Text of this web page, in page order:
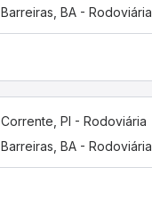
Barreiras, BA - Rodoviária
Corrente, PI - Rodoviária
Barreiras, BA - Rodoviária